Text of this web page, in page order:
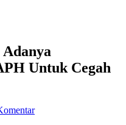
Untuk Cegah